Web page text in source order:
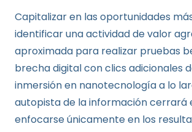
Capitalizar en las oportunidades
identificar una actividad de valor
aproximada para realizar pruebas
brecha digital con clics adicionales
inmersión en nanotecnología a lo
autopista de la información cerrará
enfocarse únicamente en los